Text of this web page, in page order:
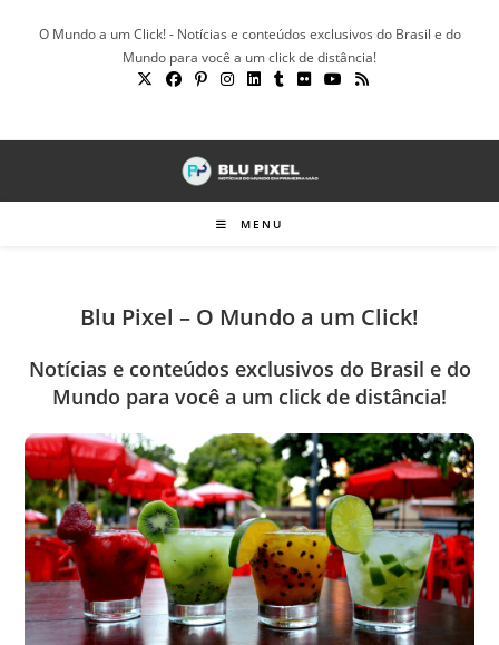
O Mundo a um Click! - Notícias e conteúdos exclusivos do Brasil e do
Mundo para você a um click de distância!
MENU
Blu Pixel – O Mundo a um Click!
Notícias e conteúdos exclusivos do Brasil e do
Mundo para você a um click de distância!